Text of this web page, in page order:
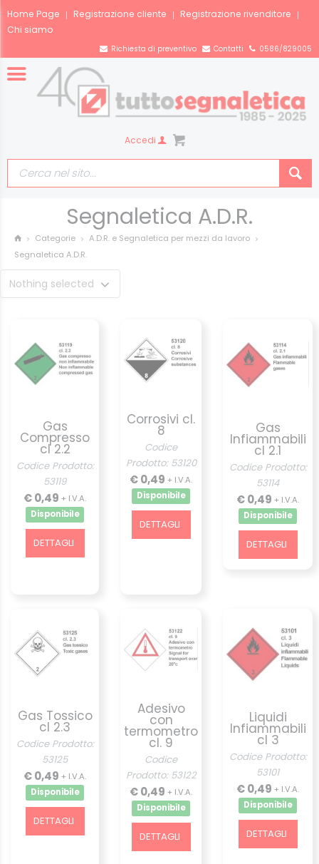
Home Page Registrazione cliente
Registrazione rivenditore
Chi siamo
Richiesta di preventivo Contatti 0586/829005
Accedi
Segnaletica A.D.R.
Categorie
A.D.R. e Segnaletica per mezzi da lavoro
Segnaletica A.D.R.
Nothing selected
Gas
Compresso
cl 2.2
Codice Prodotto:
53119
€ 0,49 + I.V.A.
Disponibile
DETTAGLI
Corrosivi cl.
8
Codice
Prodotto: 53120
€ 0,49 + I.V.A.
Disponibile
DETTAGLI
Gas
Infiammabili
cl 2.1
Codice Prodotto:
53114
€ 0,49 + I.V.A.
Disponibile
DETTAGLI
Gas Tossico
cl 2.3
Codice Prodotto:
53125
€ 0,49 + I.V.A.
Disponibile
DETTAGLI
Adesivo
con
termometro
cl. 9
Codice
Prodotto: 53122
€ 0,49 + I.V.A.
Disponibile
DETTAGLI
Liquidi
Infiammabili
cl 3
Codice Prodotto:
53101
€ 0,49 + I.V.A.
Disponibile
DETTAGLI